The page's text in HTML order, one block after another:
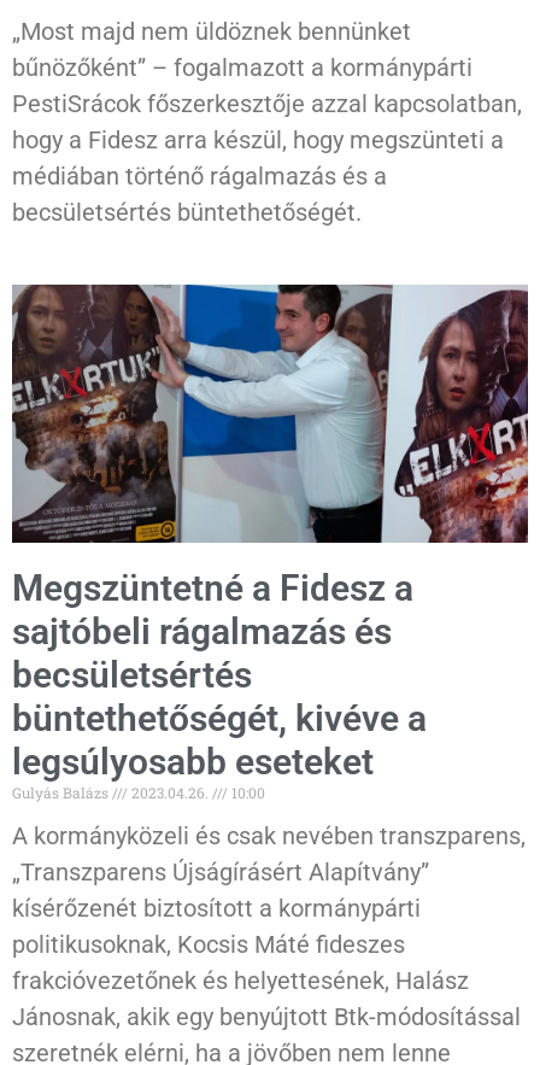
„Most majd nem üldöznek bennünket
bűnözőként” – fogalmazott a kormánypárti
PestiSrácok főszerkesztője azzal kapcsolatban,
hogy a Fidesz arra készül, hogy megszünteti a
médiában történő rágalmazás és a
becsületsértés büntethetőségét.
Megszüntetné a Fidesz a
sajtóbeli rágalmazás és
becsületsértés
büntethetőségét, kivéve a
legsúlyosabb eseteket
Gulyás Balázs 2023.04.26. 10:00
A kormányközeli és csak nevében transzparens,
„Transzparens Újságírásért Alapítvány”
kísérőzenét biztosított a kormánypárti
politikusoknak, Kocsis Máté fideszes
frakcióvezetőnek és helyettesének, Halász
Jánosnak, akik egy benyújtott Btk-módosítással
szeretnék elérni, ha a jövőben nem lenne